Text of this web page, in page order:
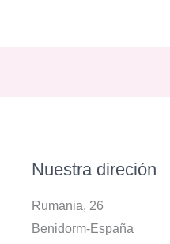
Nuestra direción
Rumania, 26
Benidorm-España